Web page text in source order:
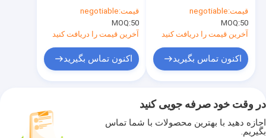
متری
قیمت:negotiable
MOQ:50
آخرین قیمت را دریافت کنید
اکنون تماس بگیرید
قیمت:negotiable
MOQ:50
آخرین قیمت را دریافت کنید
اکنون تماس بگیرید
در وقت خود صرفه جویی کنید
اجازه دهید با بهترین محصولات با شما تماس
بگیریم.